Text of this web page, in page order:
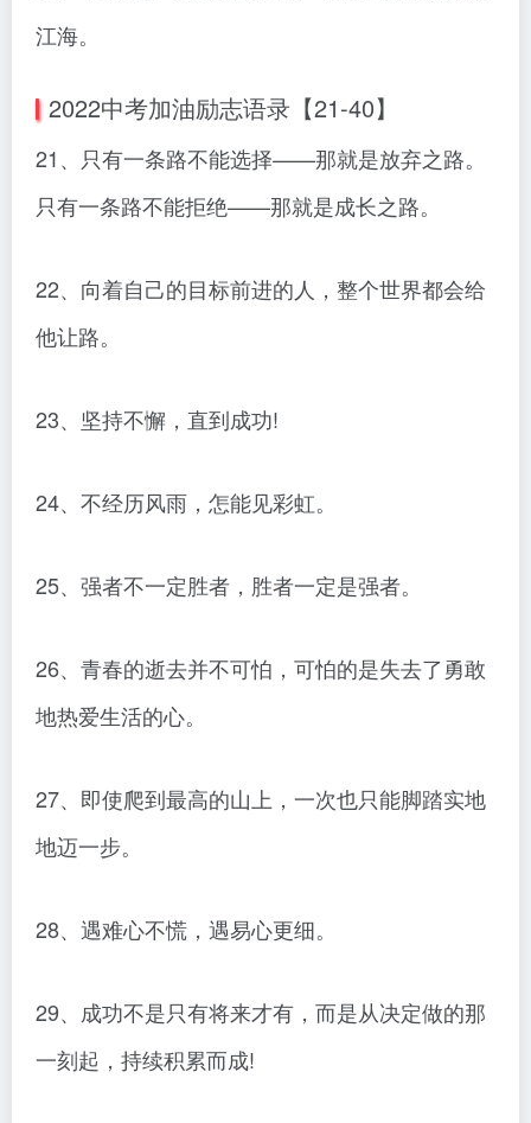
江海。
2022中考加油励志语录【21-40】
21、只有一条路不能选择——那就是放弃之路。
只有一条路不能拒绝——那就是成长之路。
22、向着自己的目标前进的人，整个世界都会给
他让路。
23、坚持不懈，直到成功!
24、不经历风雨，怎能见彩虹。
25、强者不一定胜者，胜者一定是强者。
26、青春的逝去并不可怕，可怕的是失去了勇敢
地热爱生活的心。
27、即使爬到最高的山上，一次也只能脚踏实地
地迈一步。
28、遇难心不慌，遇易心更细。
29、成功不是只有将来才有，而是从决定做的那
一刻起，持续积累而成!